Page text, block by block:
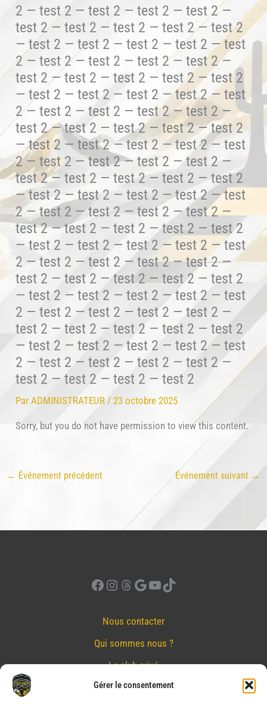
Gérer le consentement
2 — test 2 — test 2 — test 2 — test 2 —
test 2 — test 2 — test 2 — test 2 — test 2
— test 2 — test 2 — test 2 — test 2 — test
2 — test 2 — test 2 — test 2 — test 2 —
test 2 — test 2 — test 2 — test 2 — test 2
— test 2 — test 2 — test 2 — test 2 — test
2 — test 2 — test 2 — test 2 — test 2 —
test 2 — test 2 — test 2 — test 2 — test 2
— test 2 — test 2 — test 2 — test 2 — test
2 — test 2 — test 2 — test 2 — test 2 —
test 2 — test 2 — test 2 — test 2 — test 2
— test 2 — test 2 — test 2 — test 2 — test
2 — test 2 — test 2 — test 2 — test 2 —
test 2 — test 2 — test 2 — test 2 — test 2
— test 2 — test 2 — test 2 — test 2 — test
2 — test 2 — test 2 — test 2 — test 2 —
test 2 — test 2 — test 2 — test 2 — test 2
— test 2 — test 2 — test 2 — test 2 — test
2 — test 2 — test 2 — test 2 — test 2 —
test 2 — test 2 — test 2 — test 2 — test 2
— test 2 — test 2 — test 2 — test 2 — test
2 — test 2 — test 2 — test 2 — test 2 —
test 2 — test 2 — test 2 — test 2
ParADMINISTRATEUR /23 octobre 2025
Sorry, but you do not have permission to view this content.
← Événement précédent Événement suivant →
Facebook
Instagram
Threads
Google
YouTube
TikTok
Nous contacter
Qui sommes nous ?
Le club privé
Réserver